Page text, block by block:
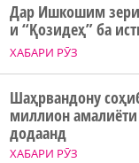
ХАБАРИ РӮЗ
Дар Ишкошим
и “Қозидеҳ” ба
ХАБАРИ РӮЗ
Шаҳрвандону
миллион
додаанд